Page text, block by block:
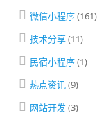
微信小程序(161)
技术分享(11)
民宿小程序(1)
热点资讯(9)
网站开发 (3)